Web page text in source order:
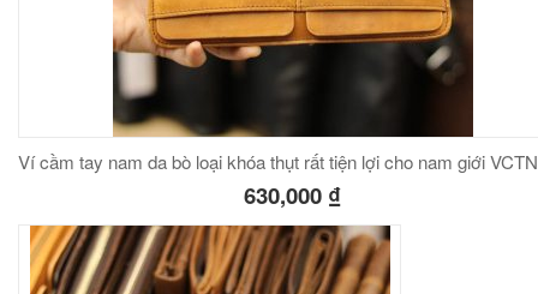
Ví cầm tay nam da bò loại khóa thụt rất tiện lợi cho nam giới
630,000 ₫